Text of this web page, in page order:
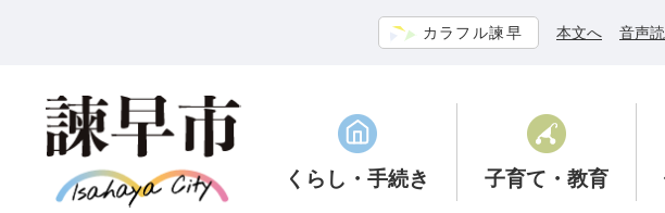
カラフル諫早 本文へ 音声
くらし ・手続き 子育て ・教育